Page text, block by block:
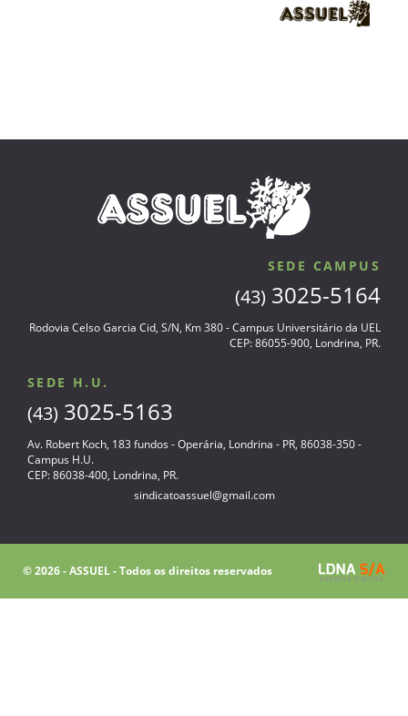
SEDE CAMPUS
(43) 3025-5164
Rodovia Celso Garcia Cid, S/N, Km 380 - Campus Universitário da UEL
CEP: 86055-900, Londrina, PR.
SEDE H.U.
(43) 3025-5163
Av. Robert Koch, 183 fundos - Operária, Londrina - PR, 86038-350 -
Campus H.U.
CEP: 86038-400, Londrina, PR.
sindicatoassuel@gmail.com
© 2026 - ASSUEL - Todos os direitos reservados